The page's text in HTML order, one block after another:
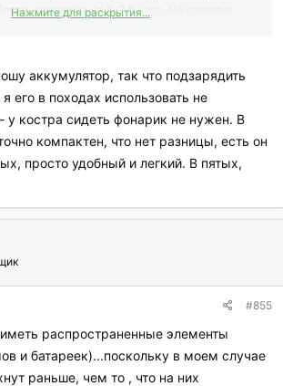
максимум на 3-3,5 часа. Не говоря о
пойдет. Например, в походе, при
свет нужен кратковременно, что-то взять,
т.е., реально пары минут хватит.
Нажмите для раскрытия...
аккумулятор, так что подзарядить
его в походах использовать не
у костра сидеть фонарик не нужен. В
компактен, что нет разницы, есть он
просто удобный и легкий. В пятых,
#855
распространенные элементы
и батареек)...поскольку в моем случае
раньше, чем то , что на них